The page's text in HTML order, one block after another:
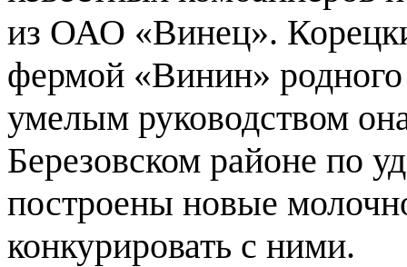
из ОАО «Винец».
фермой «Винин»
умелым руководством
Березовском районе по
построены новые
конкурировать с ними.